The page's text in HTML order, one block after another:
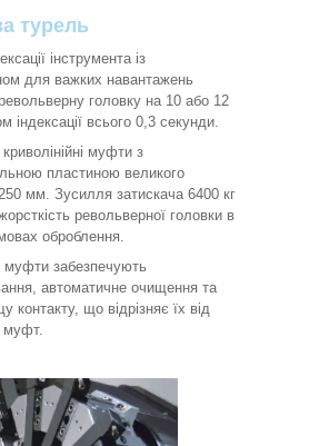
турель
інструмента із
для важких навантажень
головку на 10 або 12
індексації всього 0,3 секунди.
муфти з
пластиною великого
мм. Зусилля затискача 6400 кг
револьверної головки в
оброблення.
муфти забезпечують
автоматичне очищення та
контакту, що відрізняє їх від
муфт.